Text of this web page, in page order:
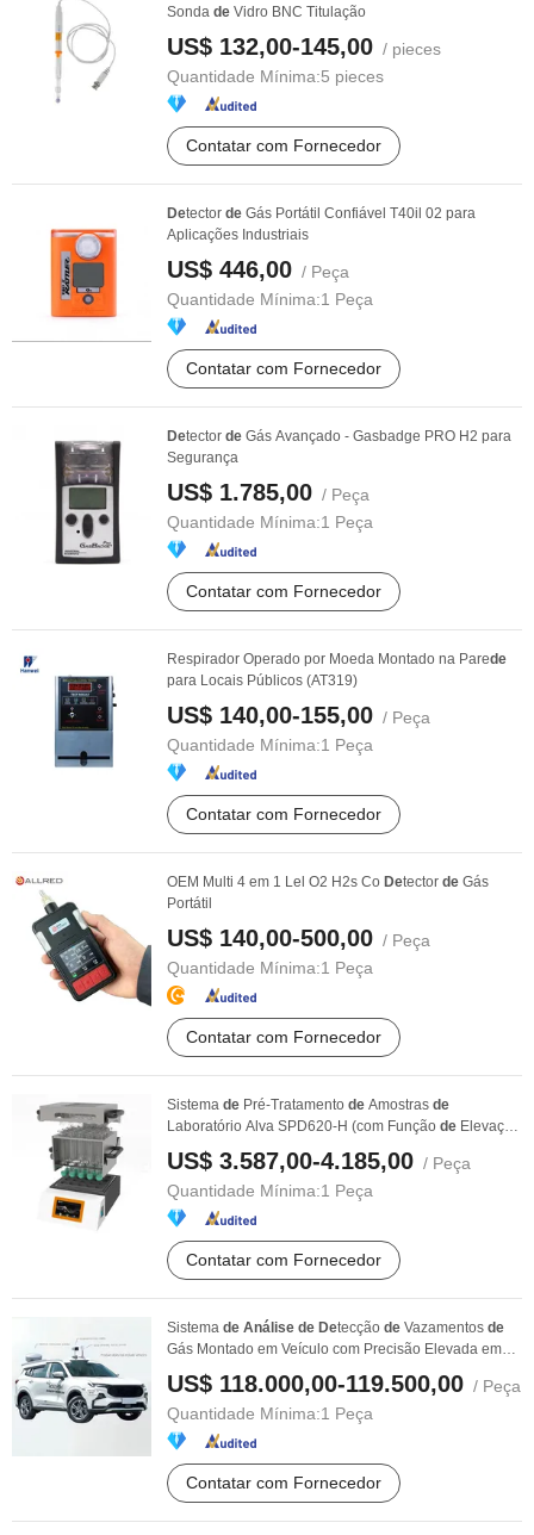
Sonda de Vidro BNC Titulação
US$ 132,00-145,00 / pieces
Quantidade Mínima:5 pieces
Contatar com Fornecedor
Detector de Gás Portátil Confiável T40il 02 para
Aplicações Industriais
US$ 446,00 / Peça
Quantidade Mínima:1 Peça
Contatar com Fornecedor
Detector de Gás Avançado - Gasbadge PRO H2 para
Segurança
US$ 1.785,00 / Peça
Quantidade Mínima:1 Peça
Contatar com Fornecedor
Respirador Operado por Moeda Montado na Parede
para Locais Públicos (AT319)
US$ 140,00-155,00 / Peça
Quantidade Mínima:1 Peça
Contatar com Fornecedor
OEM Multi 4 em 1 Lel O2 H2s Co Detector de Gás
Portátil
US$ 140,00-500,00 / Peça
Quantidade Mínima:1 Peça
Contatar com Fornecedor
Sistema de Pré-Tratamento de Amostras de
Laboratório Alva SPD620-H (com Função de Elevação
US$ 3.587,00-4.185,00 / Peça
Quantidade Mínima:1 Peça
Contatar com Fornecedor
Sistema de Análise de Detecção de Vazamentos de
Gás Montado em Veículo com Precisão Elevada em
Nível ...
US$ 118.000,00-119.500,00 / Peça
Quantidade Mínima:1 Peça
Contatar com Fornecedor